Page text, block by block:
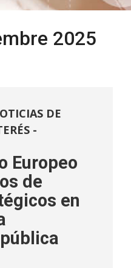
2025
DE
-
Europeo
de
en